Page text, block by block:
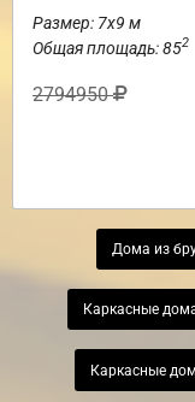
Размер: 7х9 м
Общая площадь: 852
2794950
Дома из
Каркасные
Каркасные